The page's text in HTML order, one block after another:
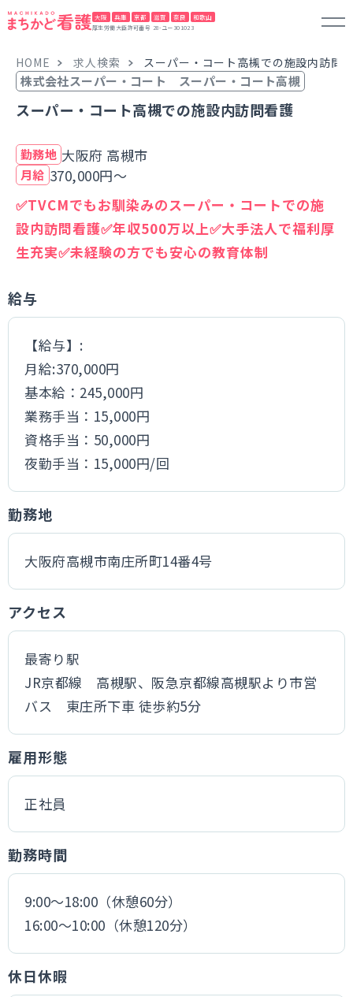
大阪 兵庫 京都 滋賀 奈良 和歌山
厚生労働大臣許可番号 28-ユー301023
HOME 求人検索 スーパー・コート高槻での施設内訪問
株式会社スーパー・コート スーパー・コート高槻
スーパー・コート高槻での施設内訪問看護
勤務地 大阪府 高槻市
月給 370,000円～
✅TVCMでもお馴染みのスーパー・コートでの施
設内訪問看護✅年収500万以上✅大手法人で福利厚
生充実✅未経験の方でも安心の教育体制
給与
【給与】:
月給:370,000円
基本給：245,000円
業務手当：15,000円
資格手当：50,000円
夜勤手当：15,000円/回
勤務地
大阪府高槻市南庄所町14番4号
アクセス
最寄り駅
JR京都線 高槻駅、阪急京都線高槻駅より市営
バス 東庄所下車 徒歩約5分
雇用形態
正社員
勤務時間
9:00～18:00（休憩60分）
16:00～10:00（休憩120分）
休日休暇